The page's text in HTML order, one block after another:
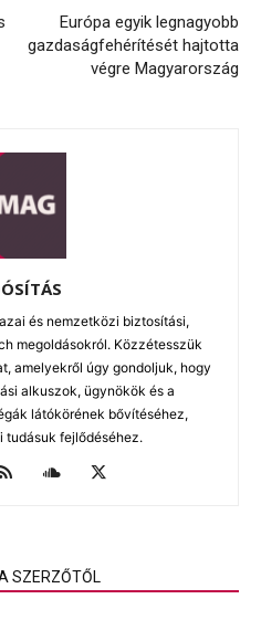
Európa egyik legnagyobb
gazdaságfehérítését hajtotta
végre Magyarország
és nemzetközi biztosítási,
megoldásokról. Közzétesszük
amelyekről úgy gondoljuk, hogy
alkuszok, ügynökök és a
látókörének bővítéséhez,
tudásuk fejlődéséhez.
SZERZŐTŐL